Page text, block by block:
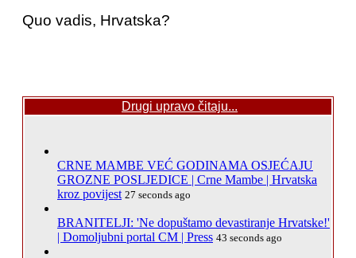
Quo vadis, Hrvatska?
Drugi upravo čitaju...
CRNE MAMBE VEĆ GODINAMA OSJEĆAJU
GROZNE POSLJEDICE | Crne Mambe | Hrvatska
kroz povijest 27 seconds ago
BRANITELJI: 'Ne dopuštamo devastiranje Hrvatske!'
| Domoljubni portal CM | Press 43 seconds ago